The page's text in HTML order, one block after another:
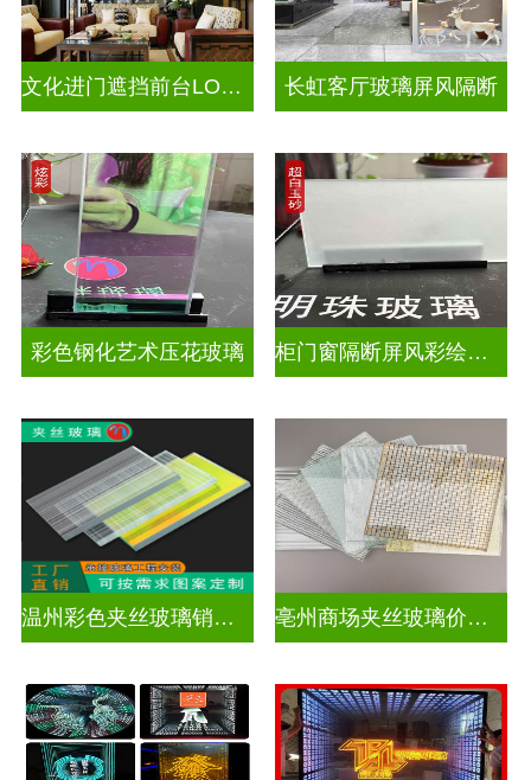
文化进门遮挡前台LOGO电视玻璃背景墙 长虹客厅玻璃屏风隔断
彩色钢化艺术压花玻璃 柜门窗隔断屏风彩绘压花玻璃
温州彩色夹丝玻璃销售处 亳州商场夹丝玻璃价钱是多少